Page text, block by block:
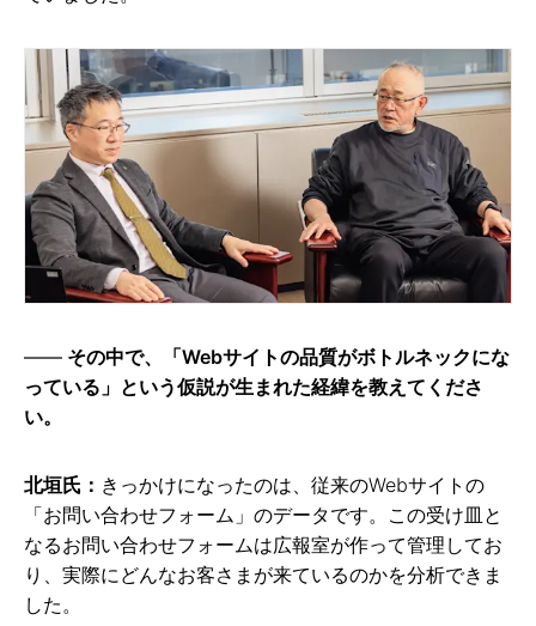
その中で、「Webサイトの品質がボトルネックにな
っている」という仮説が生まれた経緯を教えてくださ
い。
北垣氏： きっかけになったのは、従来のWebサイトの
「お問い合わせフォーム」のデータです。この受け皿と
なるお問い合わせフォームは広報室が作って管理してお
り、実際にどんなお客さまが来ているのかを分析できま
した。